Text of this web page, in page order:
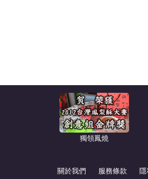
獨領鳳燒
關於我們 服務條款